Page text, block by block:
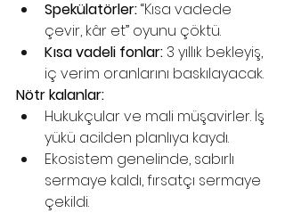
Spekülatörler: “Kısa vadede
çevir, kâr et” oyunu çöktü.
Kısa vadeli fonlar: 3 yıllık bekleyiş,
iç verim oranlarını baskılayacak.
Nötr kalanlar:
Hukukçular ve mali müşavirler. İş
yükü acilden planlıya kaydı.
Ekosistem genelinde, sabırlı
sermaye kaldı, fırsatçı sermaye
çekildi.